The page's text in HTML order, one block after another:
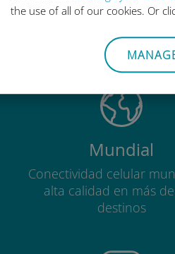
the use of all of our cookies. Or
qué es tan
Mundial
Conectividad celular
alta calidad en más
destinos